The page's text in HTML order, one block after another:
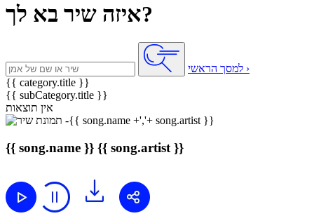
איזה שיר בא לך?
למסך הראשי ›
{{ category.title }}
{{ subCategory.title }}
אין תוצאות
{{ song.name }} {{ song.artist }}